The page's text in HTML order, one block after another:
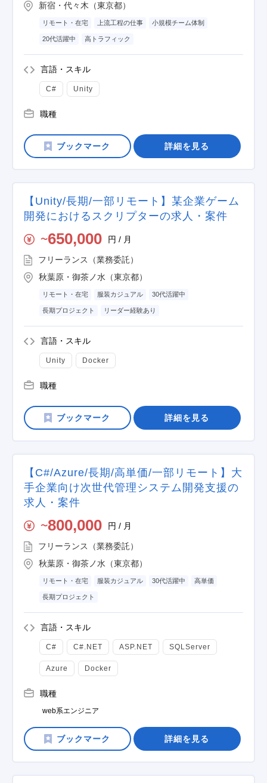
新宿・代々木（東京都）
リモート・在宅 上流工程の仕事 小規模チーム体制
20代活躍中 高トラフィック
言語・スキル
C# Unity
職種
詳細を見る
【Unity/長期/一部リモート】某企業ゲーム
開発におけるスクリプターの求人・案件
〜650,000 円 / 月
フリーランス（業務委託）
秋葉原・御茶ノ水（東京都）
リモート・在宅 服装カジュアル 30代活躍中
長期プロジェクト リーダー経験あり
言語・スキル
Unity Docker
職種
詳細を見る
【C#/Azure/長期/高単価/一部リモート】大
手企業向け次世代管理システム開発支援の
求人・案件
〜800,000 円 / 月
フリーランス（業務委託）
秋葉原・御茶ノ水（東京都）
リモート・在宅 服装カジュアル 30代活躍中 高単価
長期プロジェクト
言語・スキル
C# C#.NET ASP.NET SQLServer
Azure Docker
職種
web系エンジニア
詳細を見る